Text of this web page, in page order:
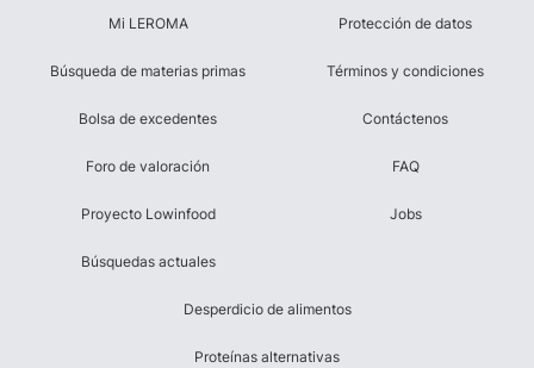
Mi LEROMA
Búsqueda de materias primas
Bolsa de excedentes
Foro de valoración
Proyecto Lowinfood
Búsquedas actuales
Protección de datos
Términos y condiciones
Contáctenos
FAQ
Jobs
Desperdicio de alimentos
Proteínas alternativas